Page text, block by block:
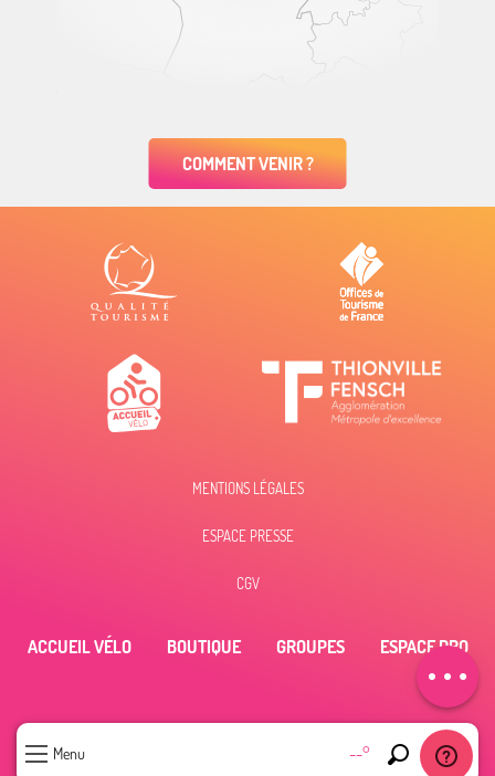
Menu --°
Contacter par
email
COMMENT VENIR ?
MENTIONS LÉGALES
ESPACE PRESSE
CGV
ACCUEIL VÉLO BOUTIQUE GROUPES ESPACE PRO